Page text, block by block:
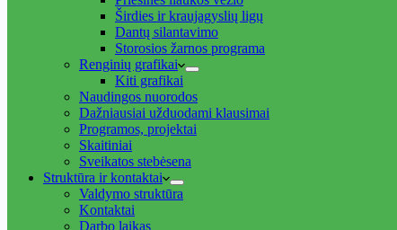
Širdies ir kraujagyslių ligų
Dantų silantavimo
Storosios žarnos programa
Renginių grafikai
Kiti grafikai
Naudingos nuorodos
Dažniausiai užduodami klausimai
Programos, projektai
Skaitiniai
Sveikatos stebėsena
Struktūra ir kontaktai
Valdymo struktūra
Kontaktai
Darbo laikas